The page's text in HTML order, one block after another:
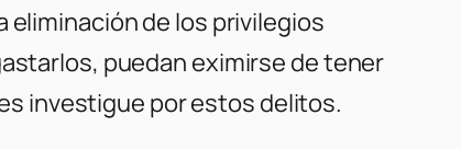
eliminación de los privilegios
puedan eximirse de tener
investigue por estos delitos.